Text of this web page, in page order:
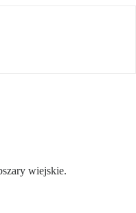
wiejskie.